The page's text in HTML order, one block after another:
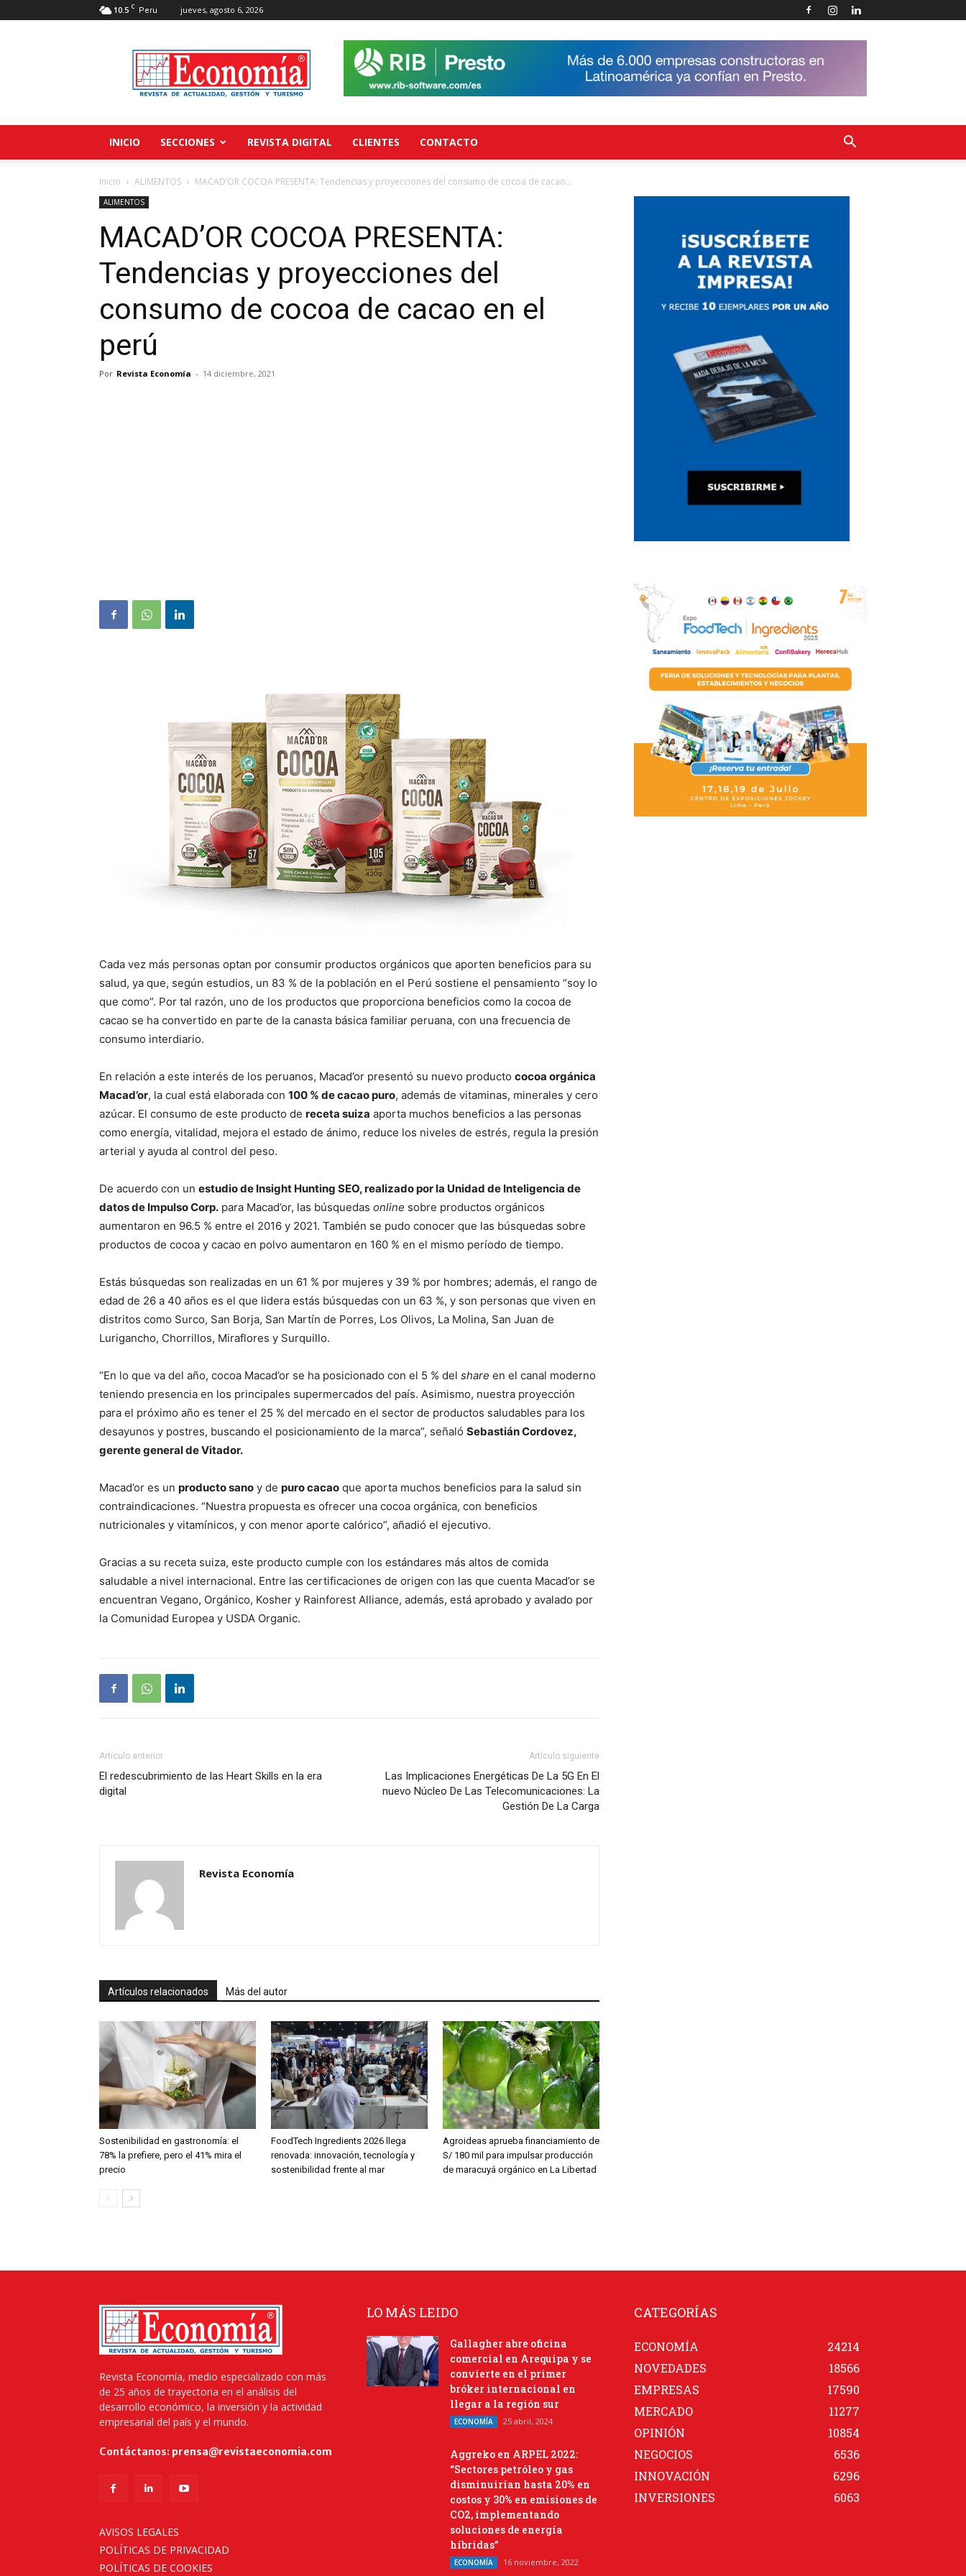
10.5 C Peru jueves, agosto 6, 2026
Revista
Economía
INICIO SECCIONES REVISTA DIGITAL CLIENTES CONTACTO
Inicio ALIMENTOS MACAD’OR COCOA PRESENTA: Tendencias y proyecciones del consumo de cocoa de cacao...
ALIMENTOS
MACAD’OR COCOA PRESENTA:
Tendencias y proyecciones del
consumo de cocoa de cacao en el
perú
Por Revista Economía - 14 diciembre, 2021
Cada vez más personas optan por consumir productos orgánicos que aporten beneficios para su
salud, ya que, según estudios, un 83 % de la población en el Perú sostiene el pensamiento “soy lo
que como”. Por tal razón, uno de los productos que proporciona beneficios como la cocoa de
cacao se ha convertido en parte de la canasta básica familiar peruana, con una frecuencia de
consumo interdiario.
En relación a este interés de los peruanos, Macad’or presentó su nuevo producto cocoa orgánica
Macad’or, la cual está elaborada con 100 % de cacao puro, además de vitaminas, minerales y cero
azúcar. El consumo de este producto de receta suiza aporta muchos beneficios a las personas
como energía, vitalidad, mejora el estado de ánimo, reduce los niveles de estrés, regula la presión
arterial y ayuda al control del peso.
De acuerdo con un estudio de Insight Hunting SEO, realizado por la Unidad de Inteligencia de
datos de Impulso Corp. para Macad’or, las búsquedas online sobre productos orgánicos
aumentaron en 96.5 % entre el 2016 y 2021. También se pudo conocer que las búsquedas sobre
productos de cocoa y cacao en polvo aumentaron en 160 % en el mismo período de tiempo.
Estás búsquedas son realizadas en un 61 % por mujeres y 39 % por hombres; además, el rango de
edad de 26 a 40 años es el que lidera estás búsquedas con un 63 %, y son personas que viven en
distritos como Surco, San Borja, San Martín de Porres, Los Olivos, La Molina, San Juan de
Lurigancho, Chorrillos, Miraflores y Surquillo.
“En lo que va del año, cocoa Macad’or se ha posicionado con el 5 % del share en el canal moderno
teniendo presencia en los principales supermercados del país. Asimismo, nuestra proyección
para el próximo año es tener el 25 % del mercado en el sector de productos saludables para los
desayunos y postres, buscando el posicionamiento de la marca”, señaló Sebastián Cordovez,
gerente general de Vitador.
Macad’or es un producto sano y de puro cacao que aporta muchos beneficios para la salud sin
contraindicaciones. “Nuestra propuesta es ofrecer una cocoa orgánica, con beneficios
nutricionales y vitamínicos, y con menor aporte calórico”, añadió el ejecutivo.
Gracias a su receta suiza, este producto cumple con los estándares más altos de comida
saludable a nivel internacional. Entre las certificaciones de origen con las que cuenta Macad’or se
encuentran Vegano, Orgánico, Kosher y Rainforest Alliance, además, está aprobado y avalado por
la Comunidad Europea y USDA Organic.
Artículo anterior
El redescubrimiento de las Heart Skills en la era
digital
Artículo siguiente
Las Implicaciones Energéticas De La 5G En El
nuevo Núcleo De Las Telecomunicaciones: La
Gestión De La Carga
Revista Economía
Artículos relacionados Más del autor
Sostenibilidad en gastronomía: el
78% la prefiere, pero el 41% mira el
precio
FoodTech Ingredients 2026 llega
renovada: innovación, tecnología y
sostenibilidad frente al mar
Agroideas aprueba financiamiento de
S/ 180 mil para impulsar producción
de maracuyá orgánico en La Libertad
Revista Economía, medio especializado con más
de 25 años de trayectoria en el análisis del
desarrollo económico, la inversión y la actividad
empresarial del país y el mundo.
Contáctanos: prensa@revistaeconomia.com
AVISOS LEGALES
POLÍTICAS DE PRIVACIDAD
POLÍTICAS DE COOKIES
LO MÁS LEIDO
Gallagher abre oficina
comercial en Arequipa y se
convierte en el primer
bróker internacional en
llegar a la región sur
ECONOMÍA 25 abril, 2024
Aggreko en ARPEL 2022:
“Sectores petróleo y gas
disminuirían hasta 20% en
costos y 30% en emisiones de
CO2, implementando
soluciones de energía
híbridas”
ECONOMÍA 16 noviembre, 2022
CATEGORÍAS
ECONOMÍA
24214
NOVEDADES
18566
EMPRESAS
17590
MERCADO
11277
OPINIÓN
10854
NEGOCIOS
6536
INNOVACIÓN
6296
INVERSIONES
6063